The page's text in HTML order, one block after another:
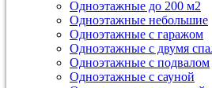
Одноэтажные до 200 м2
Одноэтажные небольшие
Одноэтажные с гаражом
Одноэтажные с двумя
Одноэтажные с подвалом
Одноэтажные с сауной